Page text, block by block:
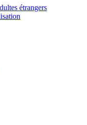
étrangers